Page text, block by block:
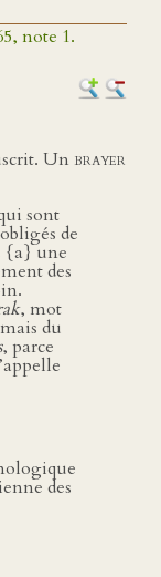
note 1.
Un brayer
sont
de
{a} une
des
, mot
du
, parce
des